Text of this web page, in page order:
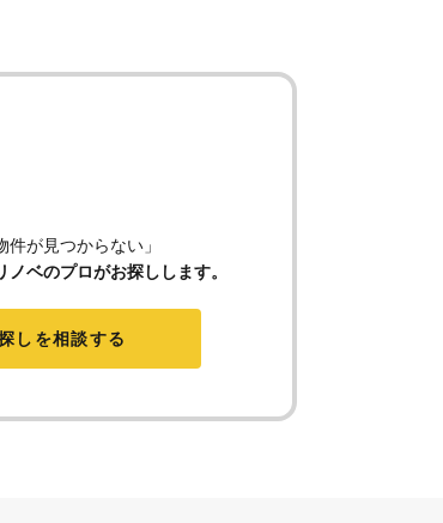
件が見つからない」
ノベのプロがお探しします。
しを相談する